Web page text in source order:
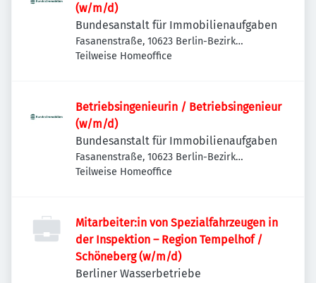
(w/m/d)
Bundesanstalt für Immobilienaufgaben
Fasanenstraße, 10623 Berlin-Bezirk
Charlottenburg-Wilmersdorf, Deutschland
Teilweise Homeoffice
Betriebsingenieurin / Betriebsingenieur
(w/m/d)
Bundesanstalt für Immobilienaufgaben
Fasanenstraße, 10623 Berlin-Bezirk
Charlottenburg-Wilmersdorf, Deutschland
Teilweise Homeoffice
Mitarbeiter:in von Spezialfahrzeugen in
der Inspektion – Region Tempelhof /
Schöneberg (w/m/d)
Berliner Wasserbetriebe